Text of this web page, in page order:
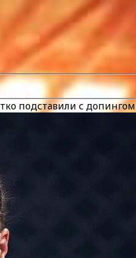
подставили с допингом